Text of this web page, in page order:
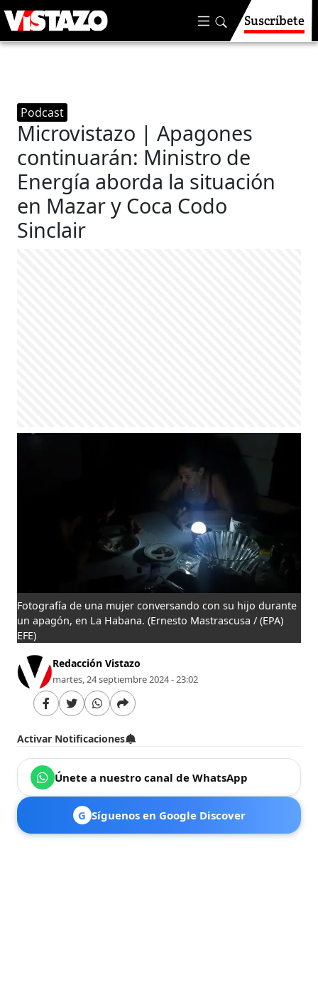
Suscríbete
Podcast
Microvistazo | Apagones
continuarán: Ministro de
Energía aborda la situación
en Mazar y Coca Codo
Sinclair
Fotografía de una mujer conversando con su hijo durante
un apagón, en La Habana. (Ernesto Mastrascusa / (EPA)
EFE)
Redacción Vistazo
martes, 24 septiembre 2024 - 23:02
Activar Notificaciones
Únete a nuestro canal de WhatsApp
G Síguenos en Google Discover